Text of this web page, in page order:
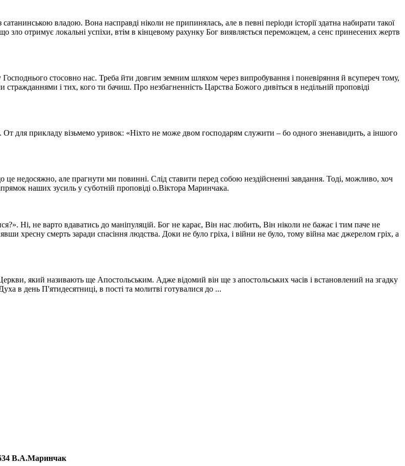
владою. Вона насправді ніколи не припинялась, але в певні періоди історії здатна набирати такої
зло отримує локальні успіхи, втім в кінцевому рахунку Бог виявляється переможцем, а сенс принесених жертв
стосовно нас. Треба йти довгим земним шляхом через випробування і поневіряння й всупереч тому,
стражданнями і тих, кого ти бачиш. Про незбагненність Царства Божого дивіться в недільній проповіді
для прикладу візьмемо уривок: «Ніхто не може двом господарям служити – бо одного зненавидить, а іншого
це недосяжно, але прагнути ми повинні. Слід ставити перед собою нездійсненні завдання. Тоді, можливо, хоч
наших зусиль у суботній проповіді о.Віктора Маринчака.
Ні, не варто вдаватись до маніпуляцій. Бог не карає, Він нас любить, Він ніколи не бажає і тим паче не
смерть заради спасіння людства. Доки не було гріха, і війни не було, тому війна має джерелом гріх, а
який називають ще Апостольським. Адже відомий він ще з апостольських часів і встановлений на згадку
в день П'ятидесятниці, в пості та молитві готувалися до ...
В.А.Маринчак